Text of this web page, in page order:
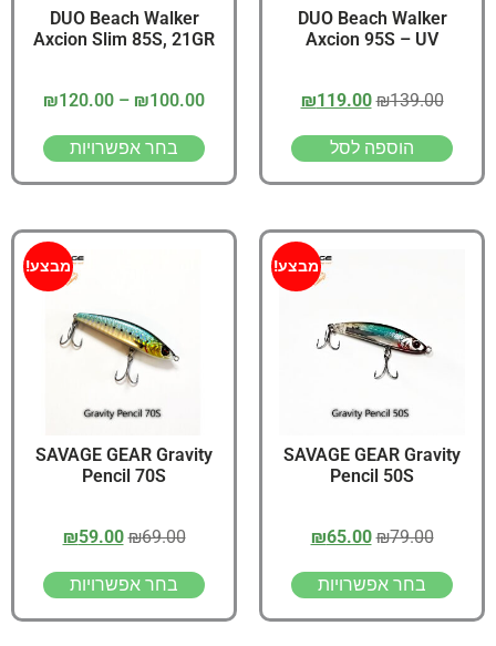
DUO Beach Walker
Axcion 95S – UV
₪139.00
₪119.00
הוספה לסל
DUO Beach Walker
Axcion Slim 85S, 21GR
₪100.00
–
₪120.00
בחר אפשרויות
מבצע!
SAVAGE GEAR Gravity
Pencil 50S
₪79.00
₪65.00
בחר אפשרויות
מבצע!
SAVAGE GEAR Gravity
Pencil 70S
₪69.00
₪59.00
בחר אפשרויות